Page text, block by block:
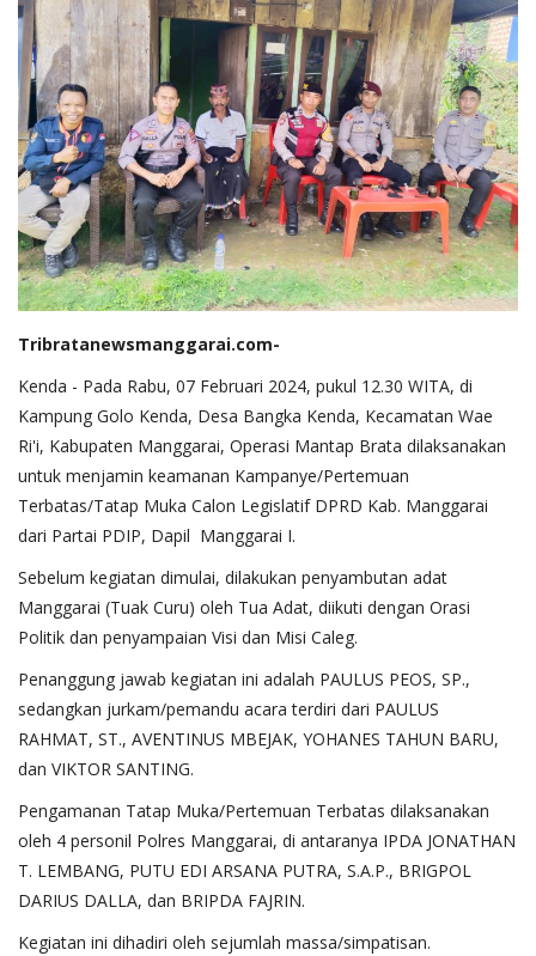
Tribratanewsmanggarai.com-
Kenda - Pada Rabu, 07 Februari 2024, pukul 12.30 WITA, di
Kampung Golo Kenda, Desa Bangka Kenda, Kecamatan Wae
Ri'i, Kabupaten Manggarai, Operasi Mantap Brata dilaksanakan
untuk menjamin keamanan Kampanye/Pertemuan
Terbatas/Tatap Muka Calon Legislatif DPRD Kab. Manggarai
dari Partai PDIP, Dapil Manggarai I.
Sebelum kegiatan dimulai, dilakukan penyambutan adat
Manggarai (Tuak Curu) oleh Tua Adat, diikuti dengan Orasi
Politik dan penyampaian Visi dan Misi Caleg.
Penanggung jawab kegiatan ini adalah PAULUS PEOS, SP.,
sedangkan jurkam/pemandu acara terdiri dari PAULUS
RAHMAT, ST., AVENTINUS MBEJAK, YOHANES TAHUN BARU,
dan VIKTOR SANTING.
Pengamanan Tatap Muka/Pertemuan Terbatas dilaksanakan
oleh 4 personil Polres Manggarai, di antaranya IPDA JONATHAN
T. LEMBANG, PUTU EDI ARSANA PUTRA, S.A.P., BRIGPOL
DARIUS DALLA, dan BRIPDA FAJRIN.
Kegiatan ini dihadiri oleh sejumlah massa/simpatisan.